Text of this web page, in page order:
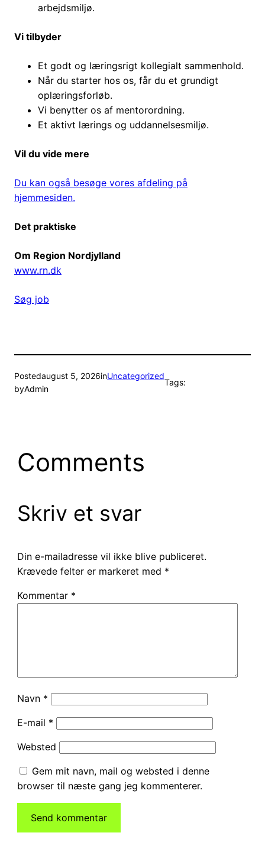
arbejdsmiljø.
Vi tilbyder
Et godt og læringsrigt kollegialt sammenhold.
Når du starter hos os, får du et grundigt
oplæringsforløb.
Vi benytter os af mentorordning.
Et aktivt lærings og uddannelsesmiljø.
Vil du vide mere
Du kan også besøge vores afdeling på
hjemmesiden.
Det praktiske
Om Region Nordjylland
www.rn.dk
Søg job
Postedaugust 5, 2026inUncategorized
byAdmin
Tags:
Comments
Skriv et svar
Din e-mailadresse vil ikke blive publiceret.
Krævede felter er markeret med *
Kommentar *
Navn *
E-mail *
Websted
Gem mit navn, mail og websted i denne
browser til næste gang jeg kommenterer.